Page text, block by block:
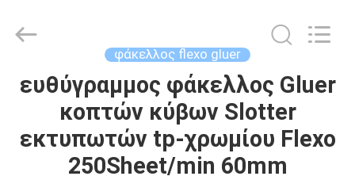
ΣΠΊΤΙ
ΠΡΟΪΌΝΤΑ
φάκελλος flexo gluer
ευθύγραμμος φάκελλος Gluer
κοπτών κύβων Slotter
εκτυπωτών tp-χρωμίου Flexo
250Sheet/min 60mm